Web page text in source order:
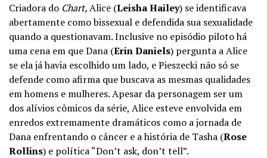
Criadora do Chart,Alice (Leisha Hailey) se identificava
abertamente como bissexual e defendida sua sexualidade
quando a questionavam. Inclusive no episódio piloto há
uma cena em que Dana (Erin Daniels) pergunta a Alice
se ela já havia escolhido um lado, e Pieszecki não só se
defende como afirma que buscava as mesmas qualidades
em homens e mulheres. Apesar da personagem ser um
dos alívios cômicos da série, Alice esteve envolvida em
enredos extremamente dramáticos como a jornada de
Dana enfrentando o câncer e a história de Tasha (Rose
Rollins) e política “Don’t ask, don’t tell”.